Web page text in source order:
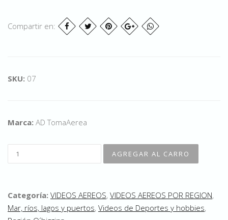
Compartir en:
SKU: 07
Marca: AD TomaAerea
Categoría: VIDEOS AEREOS, VIDEOS AEREOS POR REGION,
Mar, ríos, lagos y puertos, Videos de Deportes y hobbies,